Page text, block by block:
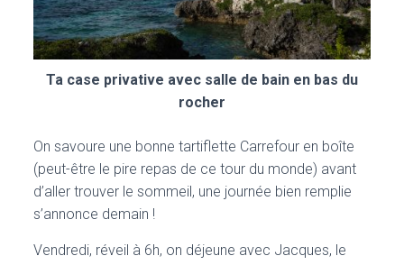
Ta case privative avec salle de bain en bas du
rocher
On savoure une bonne tartiflette Carrefour en boîte
(peut-être le pire repas de ce tour du monde) avant
d’aller trouver le sommeil, une journée bien remplie
s’annonce demain !
Vendredi, réveil à 6h, on déjeune avec Jacques, le